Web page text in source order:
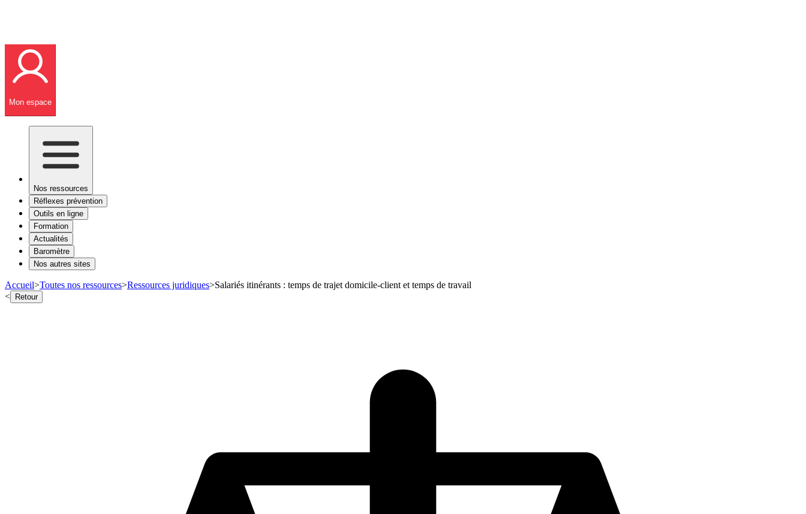
Mon espace
Nos ressources
Réflexes prévention
Outils en ligne
Formation
Actualités
Baromètre
Nos autres sites
Accueil>Toutes nos ressources>Ressources juridiques>Salariés itinérants : temps de trajet domicile-client et temps de travail
< Retour